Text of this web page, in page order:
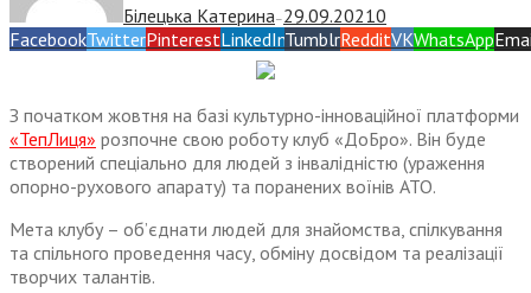
Білецька Катерина— 29.09.20210
FacebookTwitterPinterestLinkedInTumblrRedditVKWhatsApp
З початком жовтня на базі культурно-інноваційної платформи
«ТепЛиця» розпочне свою роботу клуб «ДоБро». Він буде
створений спеціально для людей з інвалідністю (ураження
опорно-рухового апарату) та поранених воїнів АТО.
Мета клубу – об’єднати людей для знайомства, спілкування
та спільного проведення часу, обміну досвідом та реалізації
творчих талантів.